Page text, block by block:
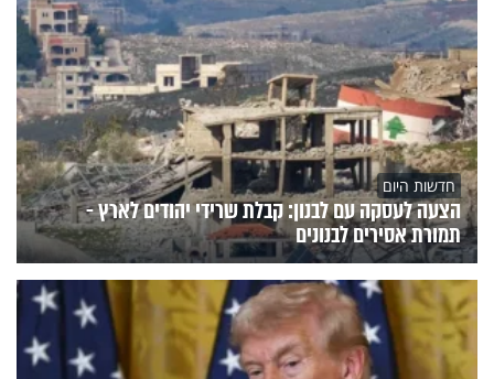
חדשות היום
הצעה לעסקה עם לבנון: קבלת שרידי יהודים לארץ -
תמורת אסירים לבנונים